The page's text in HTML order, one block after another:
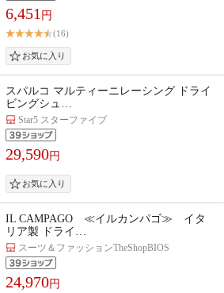
6,451 円
(16)
スパルコ マルティーニレーシング ドライ
ビングシュ…
Star5 スターファイブ
29,590円
IL CAMPAGO ≪イルカンパゴ≫ イタ
リア製 ドライ…
スーツ＆ファッションTheShopBIOS
24,970円